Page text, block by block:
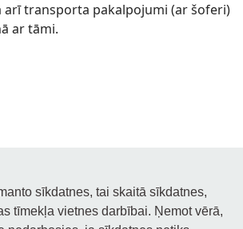
arī transporta pakalpojumi (ar šoferi)
saskaņā ar tāmi.
sīkdatnes, tai skaitā sīkdatnes,
tīmekļa vietnes darbībai. Ņemot vērā,